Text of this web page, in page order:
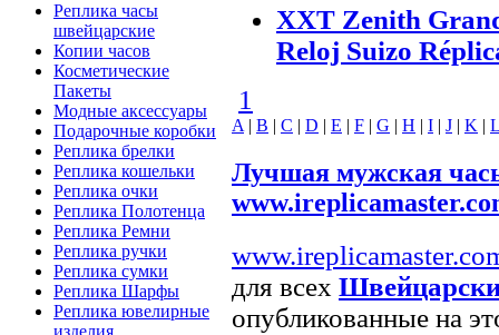
Реплика часы
швейцарские
Копии часов
Косметические
Пакеты
Модные аксессуары
Подарочные коробки
Реплика брелки
Реплика кошельки
Реплика очки
Реплика Полотенца
Реплика Ремни
Реплика ручки
Реплика сумки
Реплика Шарфы
Реплика ювелирные
XXT Zenith
Reloj Suizo
1
A | B | C | D | E | F | G | H | I | J | K | L
Лучшая мужская
для всех
опубликованные на